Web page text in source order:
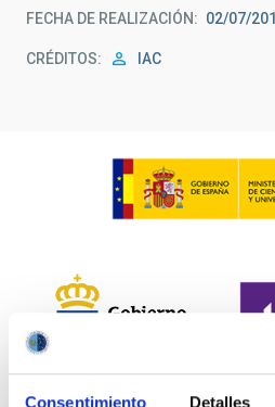
Consentimiento Detalles
FECHA DE REALIZACIÓN 02/07/
CRÉDITOS IAC